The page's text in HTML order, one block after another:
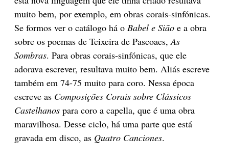
muito bem, por exemplo, em obras corais-sinfónicas.
Se formos ver o catálogo há o Babel e Sião e a obra
sobre os poemas de Teixeira de Pascoaes,As
Sombras. Para obras corais-sinfónicas, que ele
adorava escrever, resultava muito bem. Aliás escreve
também em 74-75 muito para coro. Nessa época
escreve as Composições Corais sobre Clássicos
Castelhanos para coro a capella, que é uma obra
maravilhosa. Desse ciclo, há uma parte que está
gravada em disco, as Quatro Canciones.